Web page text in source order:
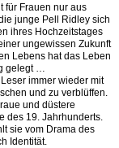
für Frauen nur aus
junge Pell Ridley sich
ihres Hochzeitstages
ungewissen Zukunft
Lebens hat das Leben
gelegt …
immer wieder mit
und zu verblüffen.
und düstere
des 19. Jahrhunderts.
sie vom Drama des
Identität.